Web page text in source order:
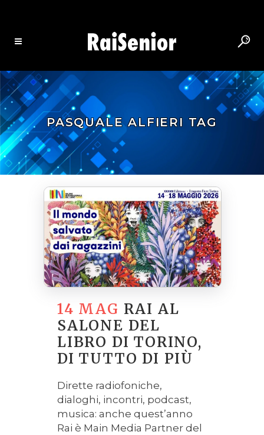
PASQUALE ALFIERI TAG
14 MAG RAI AL
SALONE DEL
LIBRO DI TORINO,
DI TUTTO DI PIÙ
Dirette radiofoniche,
dialoghi, incontri, podcast,
musica: anche quest’anno
Rai è Main Media Partner del